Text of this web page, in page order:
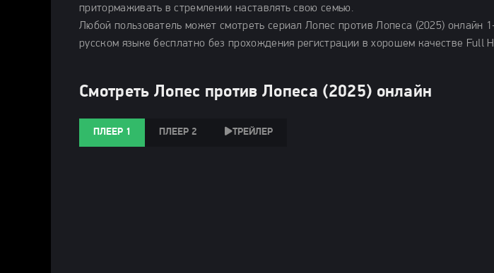
притормаживать в стремлении наставлять свою семью.
Любой пользователь может смотреть сериал Лопес против Лопеса (2025) онлайн
русском языке бесплатно без прохождения регистрации в хорошем качестве Full
Смотреть Лопес против Лопеса (2025) онлайн
ПЛЕЕР 1 ПЛЕЕР 2 ТРЕЙЛЕР